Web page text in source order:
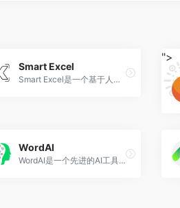
Smart Excel
Smart Excel是一个基于人工智能技术的开源项目，旨在为Excel提供智能化的插件功能，使Excel工作变得更加轻松和高效。该项目通过自动化和智能化的技术，解决了手动操作Excel表格时消耗大量时间和精力的问题‌。
">
WordAI
‌WordAI是一个先进的AI工具，专为Microsoft Office和WPS用户设计，旨在通过使用高级机器学习模型来提供与人类内容无法区分的高质量重写，以更快的速度生成独特、高质量的内容，其主要功能包括完全重构句子、丰富文本内容、以不同方式描述相同观点、消除拼写和语法错误、使写作更清晰简洁等‌。